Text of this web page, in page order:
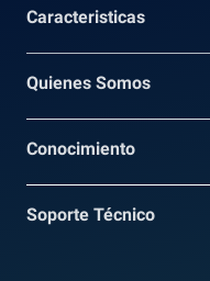
Caracteristicas
Quienes Somos
Conocimiento
Soporte Técnico